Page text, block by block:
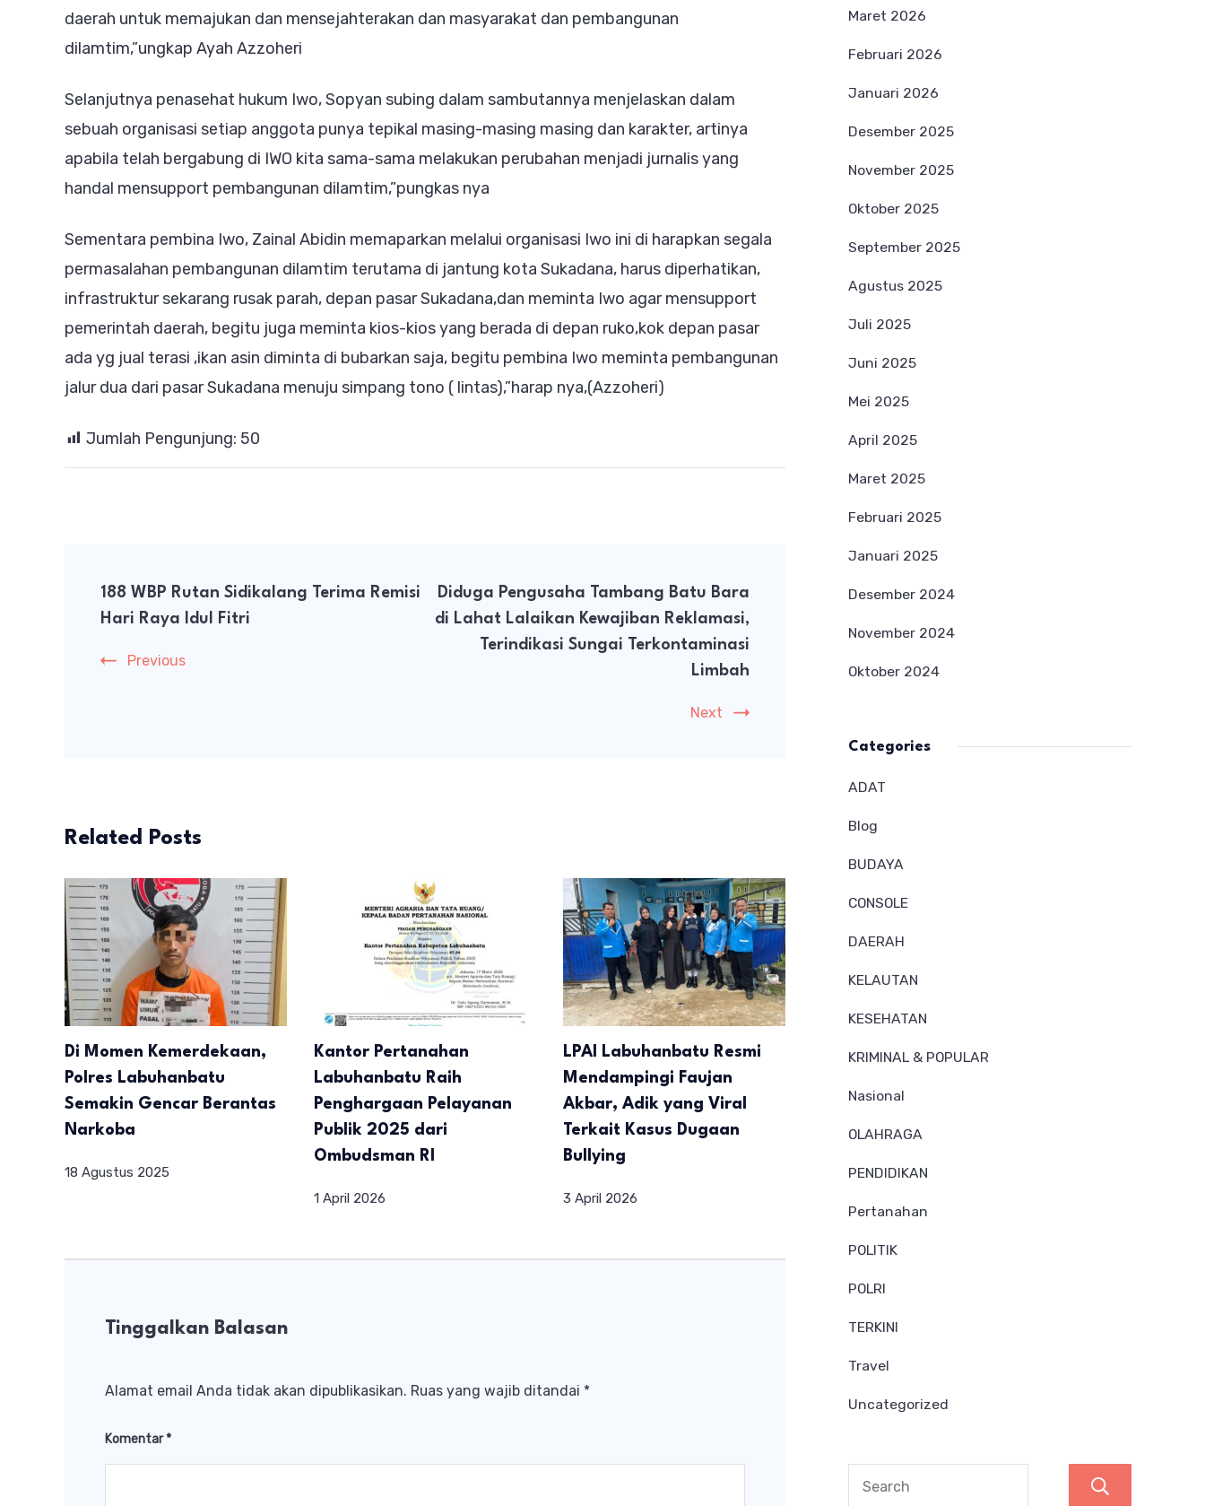
daerah untuk memajukan dan mensejahterakan dan masyarakat dan pembangunan
dilamtim,”ungkap Ayah Azzoheri
Selanjutnya penasehat hukum Iwo, Sopyan subing dalam sambutannya menjelaskan dalam
sebuah organisasi setiap anggota punya tepikal masing-masing masing dan karakter, artinya
apabila telah bergabung di IWO kita sama-sama melakukan perubahan menjadi jurnalis yang
handal mensupport pembangunan dilamtim,”pungkas nya
Sementara pembina Iwo, Zainal Abidin memaparkan melalui organisasi Iwo ini di harapkan segala
permasalahan pembangunan dilamtim terutama di jantung kota Sukadana, harus diperhatikan,
infrastruktur sekarang rusak parah, depan pasar Sukadana,dan meminta Iwo agar mensupport
pemerintah daerah, begitu juga meminta kios-kios yang berada di depan ruko,kok depan pasar
ada yg jual terasi ,ikan asin diminta di bubarkan saja, begitu pembina Iwo meminta pembangunan
jalur dua dari pasar Sukadana menuju simpang tono ( lintas),”harap nya,(Azzoheri)
Jumlah Pengunjung: 50
Navigation
188 WBP Rutan Sidikalang Terima Remisi
Hari Raya Idul Fitri
Previous
Diduga Pengusaha Tambang Batu Bara
di Lahat Lalaikan Kewajiban Reklamasi,
Terindikasi Sungai Terkontaminasi
Limbah
Next
Related Posts
Di Momen Kemerdekaan,
Polres Labuhanbatu
Semakin Gencar Berantas
Narkoba
18 Agustus 2025
Kantor Pertanahan
Labuhanbatu Raih
Penghargaan Pelayanan
Publik 2025 dari
Ombudsman RI
1 April 2026
LPAI Labuhanbatu Resmi
Mendampingi Faujan
Akbar, Adik yang Viral
Terkait Kasus Dugaan
Bullying
3 April 2026
Tinggalkan Balasan
Alamat email Anda tidak akan dipublikasikan. Ruas yang wajib ditandai *
Komentar*
Maret 2026
Februari 2026
Januari 2026
Desember 2025
November 2025
Oktober 2025
September 2025
Agustus 2025
Juli 2025
Juni 2025
Mei 2025
April 2025
Maret 2025
Februari 2025
Januari 2025
Desember 2024
November 2024
Oktober 2024
Categories
ADAT
Blog
BUDAYA
CONSOLE
DAERAH
KELAUTAN
KESEHATAN
KRIMINAL & POPULAR
Nasional
OLAHRAGA
PENDIDIKAN
Pertanahan
POLITIK
POLRI
TERKINI
Travel
Uncategorized